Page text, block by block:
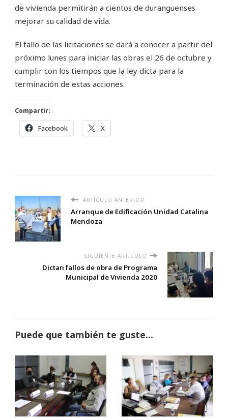
de vivienda permitirán a cientos de duranguenses
mejorar su calidad de vida.
El fallo de las licitaciones se dará a conocer a partir del
próximo lunes para iniciar las obras el 26 de octubre y
cumplir con los tiempos que la ley dicta para la
terminación de estas acciones.
Compartir:
Facebook X
ARTÍCULO ANTERIOR
Arranque de Edificación Unidad Catalina
Mendoza
SIGUIENTE ARTÍCULO
Dictan fallos de obra de Programa
Municipal de Vivienda 2020
Puede que también te guste...